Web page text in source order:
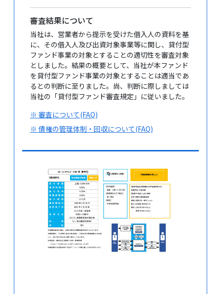
審査結果について
当社は、営業者から提示を受けた借入人の資料を基
に、その借入人及び出資対象事業等に関し、貸付型
ファンド事業の対象とすることの適切性を審査対象
としました。結果の概要として、当社が本ファンド
を貸付型ファンド事業の対象とすることは適当であ
るとの判断に至りました。尚、判断に際しましては
当社の「貸付型ファンド審査規定」に従いました。
※ 審査について(FAQ)
※ 債権の管理体制・回収について(FAQ)